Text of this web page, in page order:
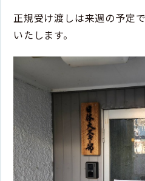
正規受け渡しは来週の予定
いたします。